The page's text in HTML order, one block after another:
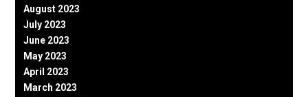
August 2023
July 2023
June 2023
May 2023
April 2023
March 2023